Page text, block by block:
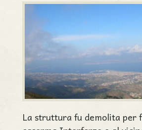
La struttura fu demolita per